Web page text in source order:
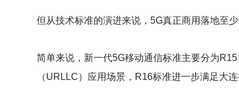
但从技术标准的演进来说，5G真正商用落地至少
简单来说，新一代5G移动通信标准主要分为
（URLLC）应用场景，R16标准进一步满足大